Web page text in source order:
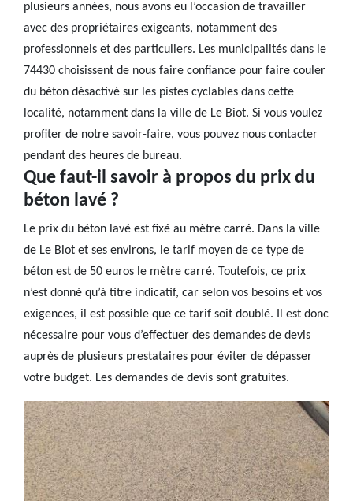
plusieurs années, nous avons eu l’occasion de travailler
avec des propriétaires exigeants, notamment des
professionnels et des particuliers. Les municipalités dans le
74430 choisissent de nous faire confiance pour faire couler
du béton désactivé sur les pistes cyclables dans cette
localité, notamment dans la ville de Le Biot. Si vous voulez
profiter de notre savoir-faire, vous pouvez nous contacter
pendant des heures de bureau.
Que faut-il savoir à propos du prix du
béton lavé ?
Le prix du béton lavé est fixé au mètre carré. Dans la ville
de Le Biot et ses environs, le tarif moyen de ce type de
béton est de 50 euros le mètre carré. Toutefois, ce prix
n’est donné qu’à titre indicatif, car selon vos besoins et vos
exigences, il est possible que ce tarif soit doublé. Il est donc
nécessaire pour vous d’effectuer des demandes de devis
auprès de plusieurs prestataires pour éviter de dépasser
votre budget. Les demandes de devis sont gratuites.